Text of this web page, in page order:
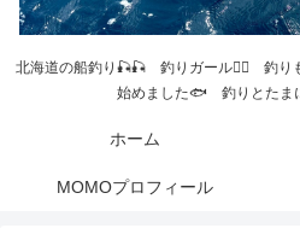
北海道の船釣り🎣🎣 釣りガール💁‍♀️ 釣り
始めました🐟 釣りとたま
ホーム
MOMOプロフィール